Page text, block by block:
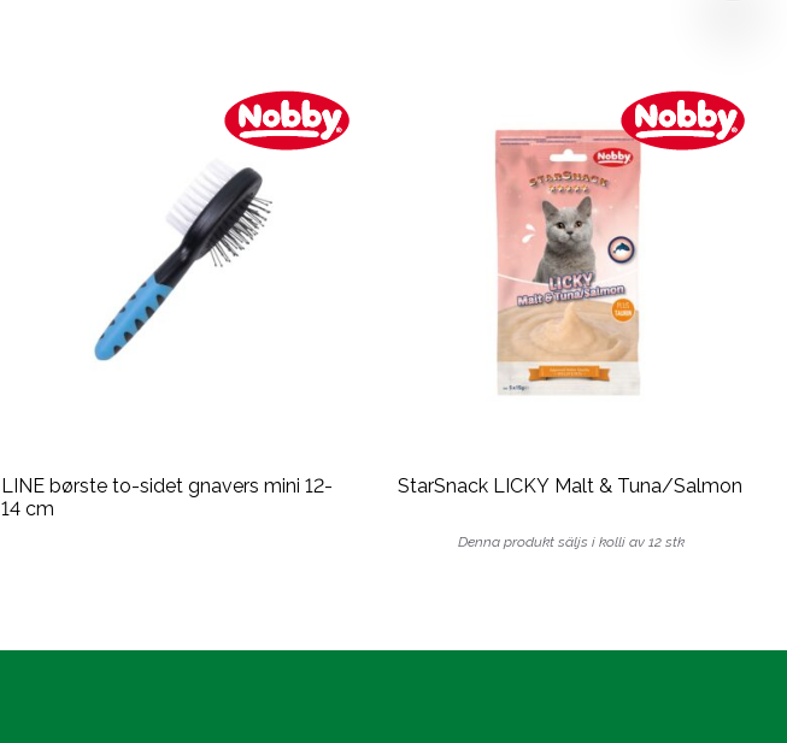
LINE børste to-sidet gnavers mini 12-
14 cm
StarSnack LICKY Malt & Tuna/Salmon
Denna produkt säljs i kolli av 12 stk